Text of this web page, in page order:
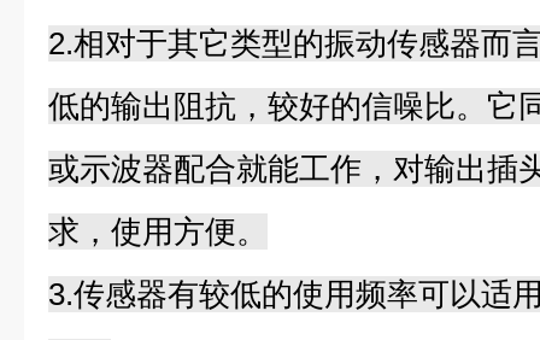
2.相对于其它类型的振动传感器而
低的输出阻抗，较好的信噪比。它
或示波器配合就能工作，对输出插
求，使用方便。
3.传感器有较低的使用频率可以适